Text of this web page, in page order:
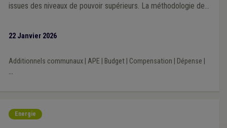
issues des niveaux de pouvoir supérieurs. La méthodologie de
22 Janvier 2026
Additionnels communaux| APE Budget| Compensation Dépense
...
Energie